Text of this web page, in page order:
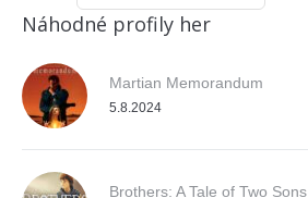
Náhodné profily her
Martian Memorandum
5.8.2024
Brothers: A Tale of Two Sons